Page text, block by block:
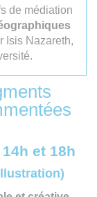
de médiation
Isis Nazareth,
et 18h